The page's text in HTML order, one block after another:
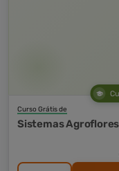
Curso Grátis de
Sistemas